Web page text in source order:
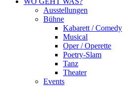
Ausstellungen
Bühne
Kabarett / Comedy
Musical
Oper / Operette
Poetry-Slam
Tanz
Theater
Events